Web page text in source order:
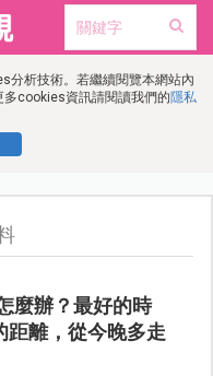
分析技術。若繼續閱覽本網站內
cookies資訊請閱讀我們的隱私
麼辦？最好的時
距離，從今晚多走